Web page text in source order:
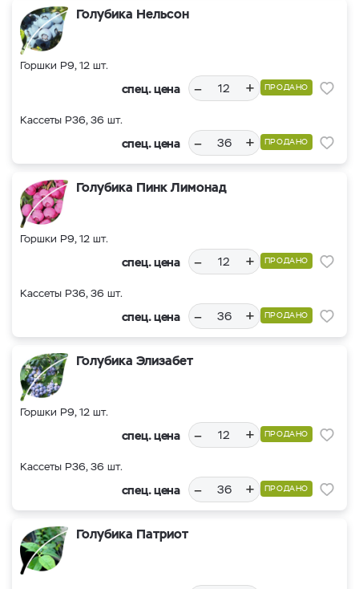
Голубика Нельсон
Горшки Р9, 12 шт.
спец. цена – + ПРОДАНО
Кассеты Р36, 36 шт.
спец. цена – + ПРОДАНО
Голубика Пинк Лимонад
Горшки Р9, 12 шт.
спец. цена – + ПРОДАНО
Кассеты Р36, 36 шт.
спец. цена – + ПРОДАНО
Голубика Элизабет
Горшки Р9, 12 шт.
спец. цена – + ПРОДАНО
Кассеты Р36, 36 шт.
спец. цена – + ПРОДАНО
Голубика Патриот